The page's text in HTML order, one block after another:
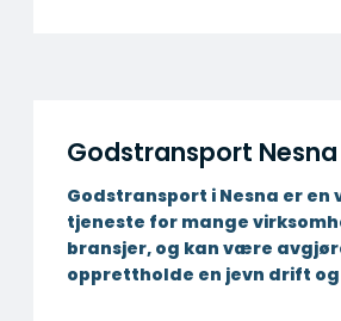
Godstransport Nesna
Godstransport i Nesna er en
tjeneste for mange
bransjer, og kan være
opprettholde en jevn drift og